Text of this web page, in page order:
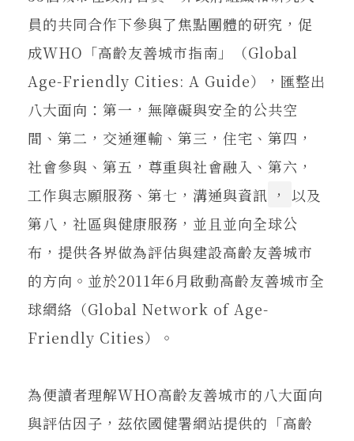
員的共同合作下參與了焦點團體的研究，促
成WHO「高齡友善城市指南」（Global
Age-Friendly Cities: A Guide），匯整出
八大面向：第一，無障礙與安全的公共空
間、第二，交通運輸、第三，住宅、第四，
社會參與、第五，尊重與社會融入、第六，
工作與志願服務、第七，溝通與資訊 ， 以及
第八，社區與健康服務，並且並向全球公
布，提供各界做為評估與建設高齡友善城市
的方向。並於2011年6月啟動高齡友善城市全
球網絡（Global Network of Age-
Friendly Cities）。
為便讀者理解WHO高齡友善城市的八大面向
與評估因子，茲依國健署網站提供的「高齡